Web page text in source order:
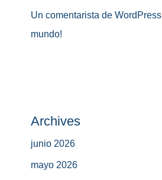
Un comentarista de WordPress
mundo!
Archives
junio 2026
mayo 2026